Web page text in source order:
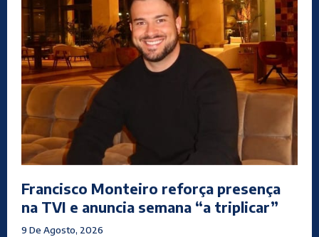
Francisco Monteiro reforça presença
na TVI e anuncia semana “a triplicar”
9 De Agosto, 2026